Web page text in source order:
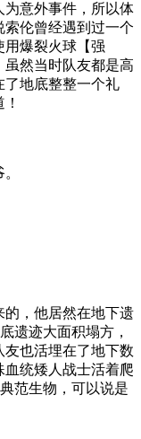
为意外事件，所以体
索伦曾经遇到过一个
用爆裂火球【强
然当时队友都是高
了地底整整一个礼
，他居然在地下遗
遗迹大面积塌方，
也活埋在了地下数
血统矮人战士活着爬
范生物，可以说是